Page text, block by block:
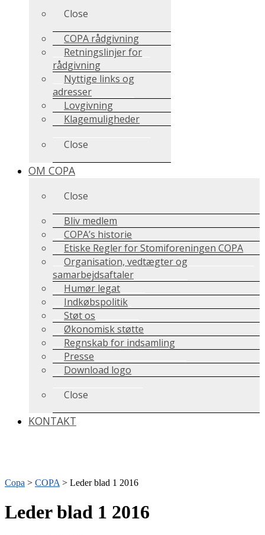
Close
COPA rådgivning
Retningslinjer for
rådgivning
Nyttige links og
adresser
Lovgivning
Klagemuligheder
Close
OM COPA
Close
Bliv medlem
COPA’s historie
Etiske Regler for Stomiforeningen COPA
Organisation, vedtægter og
samarbejdsaftaler
Humør legat
Indkøbspolitik
Støt os
Økonomisk støtte
Regnskab for indsamling
Presse
Download logo
Close
KONTAKT
Copa > COPA> Leder blad 1 2016
Leder blad 1 2016